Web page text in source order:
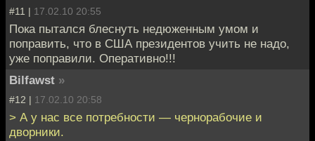
#11 | 17.02.10 20:55
Пока пытался блеснуть недюженным умом и
поправить, что в США президентов учить не надо,
уже поправили. Оперативно!!!
Bilfawst »
#12 | 17.02.10 20:58
> А у нас все потребности — чернорабочие и
дворники.